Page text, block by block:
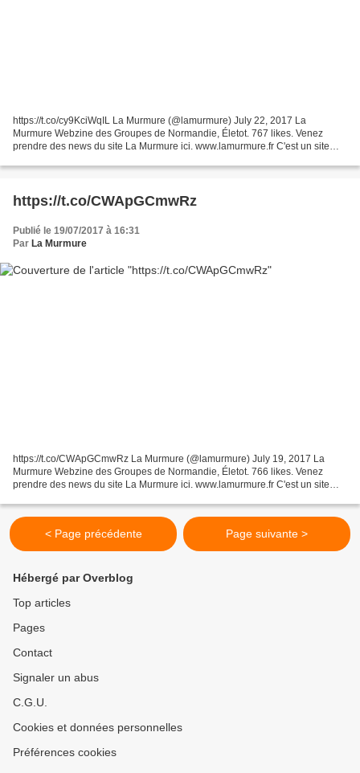
https://t.co/cy9KciWqIL La Murmure (@lamurmure) July 22, 2017 La
Murmure Webzine des Groupes de Normandie, Életot. 767 likes. Venez
prendre des news du site La Murmure ici. www.lamurmure.fr C'est un site
https://t.co/CWApGCmwRz
Publié le 19/07/2017 à 16:31
Par La Murmure
https://t.co/CWApGCmwRz La Murmure (@lamurmure) July 19, 2017 La
Murmure Webzine des Groupes de Normandie, Életot. 766 likes. Venez
prendre des news du site La Murmure ici. www.lamurmure.fr C'est un site
< Page précédente Page suivante >
Hébergé par Overblog
Top articles
Pages
Contact
Signaler un abus
C.G.U.
Cookies et données personnelles
Préférences cookies